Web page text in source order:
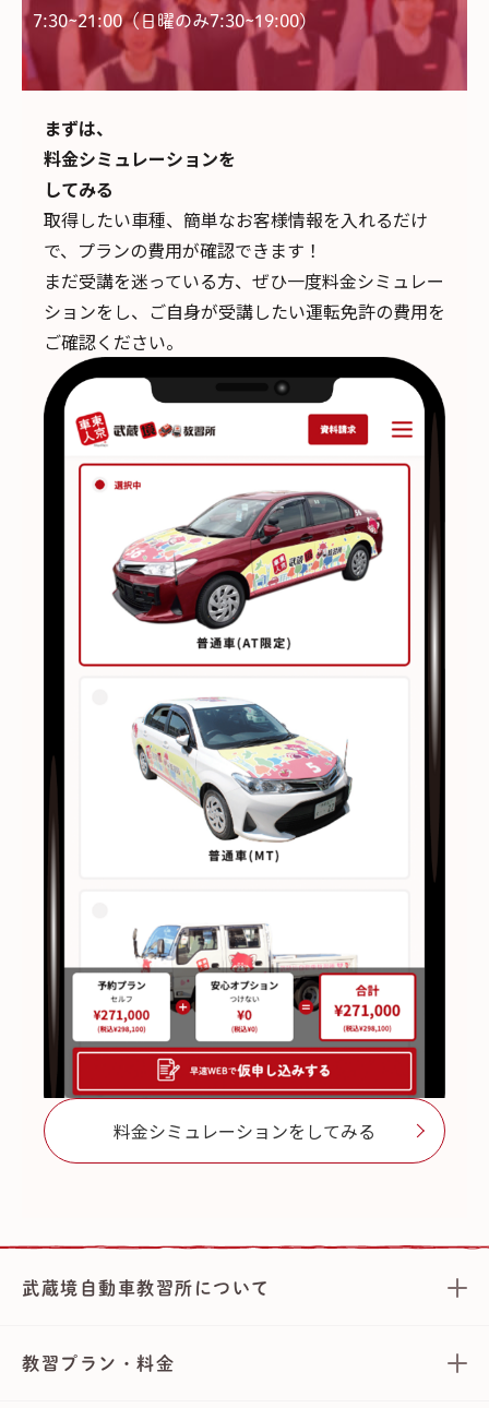
7:30~21:00（日曜のみ7:30~19:00)
まずは、
料金シミュレーションを
してみる
取得したい車種、簡単なお客様情報を入れるだけ
で、 プランの費用が確認できます！
まだ受講を迷っている方、ぜひ一度料金シミュレー
ションをし、ご自身が受講したい運転免許の費用を
ご確認ください。
料金シミュレーションをしてみる
武蔵境自動車教習所について
教習プラン・料金